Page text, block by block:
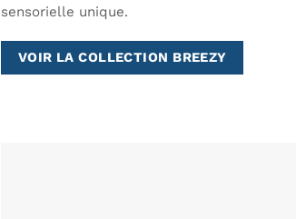
sensorielle unique.
VOIR LA COLLECTION BREEZY